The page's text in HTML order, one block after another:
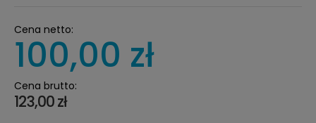
Cena brutto:
123,00 zł
Cena netto:
100,00 zł